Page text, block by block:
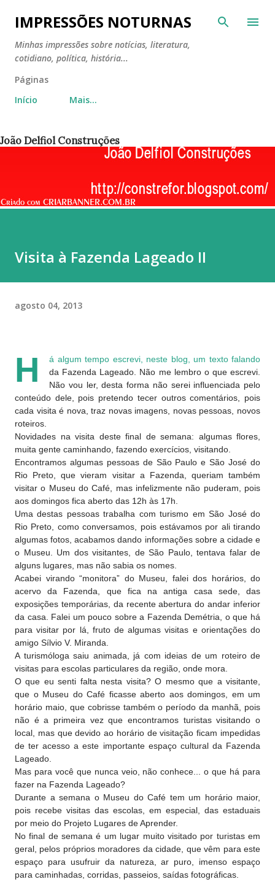
Pular para o conteúdo principal
IMPRESSÕES NOTURNAS
Minhas impressões sobre notícias, literatura,
cotidiano, política, história...
Páginas
Início
Mais…
João Delfiol Construções
Visita à Fazenda Lageado II
agosto 04, 2013
H
á algum tempo escrevi, neste blog, um texto falando
da Fazenda Lageado. Não me lembro o que escrevi.
Não vou ler, desta forma não serei influenciada pelo
conteúdo dele, pois pretendo tecer outros comentários, pois
cada visita é nova, traz novas imagens, novas pessoas, novos
roteiros.
Novidades na visita deste final de semana: algumas flores,
muita gente caminhando, fazendo exercícios, visitando.
Encontramos algumas pessoas de São Paulo e São José do
Rio Preto, que vieram visitar a Fazenda, queriam também
visitar o Museu do Café, mas infelizmente não puderam, pois
aos domingos fica aberto das 12h às 17h.
Uma destas pessoas trabalha com turismo em São José do
Rio Preto, como conversamos, pois estávamos por ali tirando
algumas fotos, acabamos dando informações sobre a cidade e
o Museu. Um dos visitantes, de São Paulo, tentava falar de
alguns lugares, mas não sabia os nomes.
Acabei virando “monitora” do Museu, falei dos horários, do
acervo da Fazenda, que fica na antiga casa sede, das
exposições temporárias, da recente abertura do andar inferior
da casa. Falei um pouco sobre a Fazenda Demétria, o que há
para visitar por lá, fruto de algumas visitas e orientações do
amigo Sílvio V. Miranda.
A turismóloga saiu animada, já com ideias de um roteiro de
visitas para escolas particulares da região, onde mora.
O que eu senti falta nesta visita? O mesmo que a visitante,
que o Museu do Café ficasse aberto aos domingos, em um
horário maio, que cobrisse também o período da manhã, pois
não é a primeira vez que encontramos turistas visitando o
local, mas que devido ao horário de visitação ficam impedidas
de ter acesso a este importante espaço cultural da Fazenda
Lageado.
Mas para você que nunca veio, não conhece... o que há para
fazer na Fazenda Lageado?
Durante a semana o Museu do Café tem um horário maior,
pois recebe visitas das escolas, em especial, das estaduais
por meio do Projeto Lugares de Aprender.
No final de semana é um lugar muito visitado por turistas em
geral, pelos próprios moradores da cidade, que vêm para este
espaço para usufruir da natureza, ar puro, imenso espaço
para caminhadas, corridas, passeios, saídas fotográficas.